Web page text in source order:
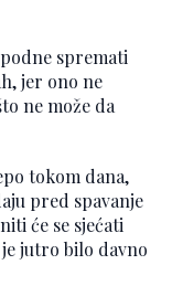
spremati
jer ono ne
ne može da
tokom dana,
pred spavanje
će se sjećati
jutro bilo davno